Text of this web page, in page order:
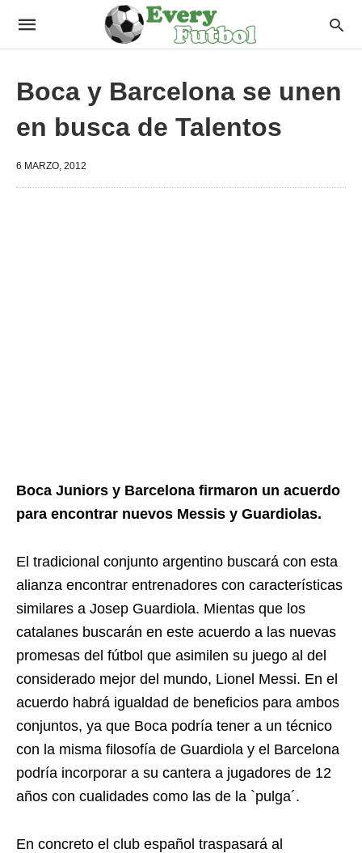
Boca y Barcelona se unen
en busca de Talentos
6 MARZO, 2012
Boca Juniors y Barcelona firmaron un acuerdo
para encontrar nuevos Messis y Guardiolas.
El tradicional conjunto argentino buscará con esta
alianza encontrar entrenadores con características
similares a Josep Guardiola. Mientas que los
catalanes buscarán en este acuerdo a las nuevas
promesas del fútbol que asimilen su juego al del
considerado mejor del mundo, Lionel Messi. En el
acuerdo habrá igualdad de beneficios para ambos
conjuntos, ya que Boca podría tener a un técnico
con la misma filosofía de Guardiola y el Barcelona
podría incorporar a su cantera a jugadores de 12
años con cualidades como las de la `pulga´.
En concreto el club español traspasará al